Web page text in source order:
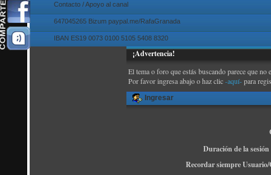
Contacto / Apoyo al canal
647045265 Bizum paypal.me/RafaGranada
IBAN ES19 0073 0100 5105 5408 8320
¡Advertencia!
El tema o foro que estás buscando parece que
Por favor ingresa abajo o haz clic-aquí-para
Ingresar
Duración de la
Recordar siempre